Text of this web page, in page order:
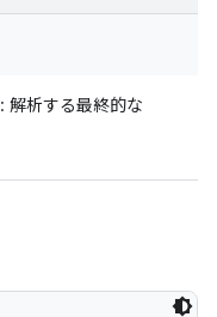
: 解析する最終的な